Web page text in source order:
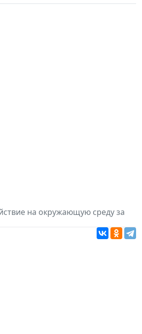
на окружающую среду за